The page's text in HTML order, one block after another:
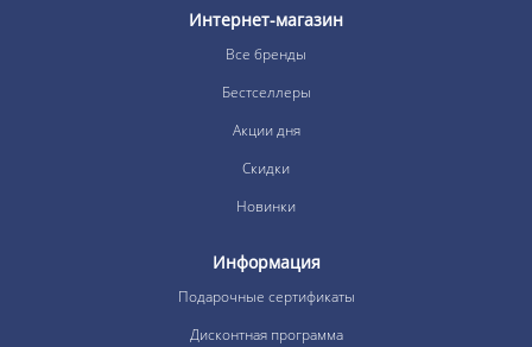
Интернет-магазин
Все бренды
Бестселлеры
Акции дня
Скидки
Новинки
Информация
Подарочные сертификаты
Дисконтная программа